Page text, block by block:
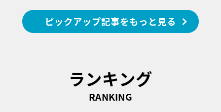
ピックアップ記事をもっと見る
ランキング
RANKING